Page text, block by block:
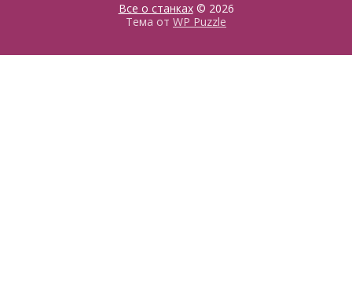
Все о станках© 2026
Тема от WP Puzzle